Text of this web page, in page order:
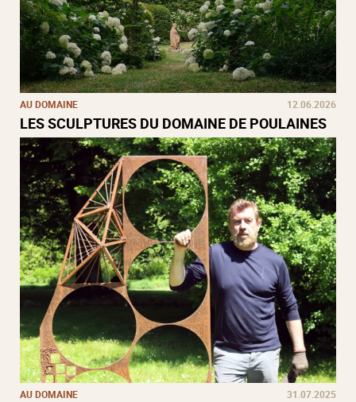
AU DOMAINE 12.06.2026
LES SCULPTURES DU DOMAINE DE POULAINES
AU DOMAINE 31.07.2025